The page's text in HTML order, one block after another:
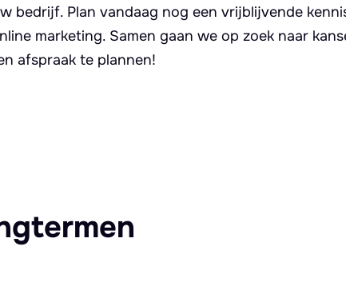
bedrijf. Plan vandaag nog een vrijblijvende
marketing. Samen gaan we op zoek naar
afspraak te plannen!